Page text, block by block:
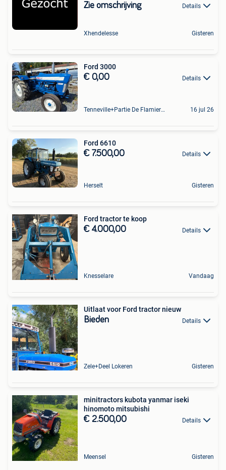
Zie omschrijving Details
Xhendelesse Gisteren
Ford 3000
€ 0,00 Details
Tenneville+Partie De Flamierge 16 jul 26
Ford 6610
€ 7.500,00 Details
Herselt Gisteren
Ford tractor te koop
€ 4.000,00 Details
Knesselare Vandaag
Uitlaat voor Ford tractor nieuw
Bieden Details
Zele+Deel Lokeren Gisteren
minitractors kubota yanmar iseki
hinomoto mitsubishi
€ 2.500,00 Details
Meensel Gisteren